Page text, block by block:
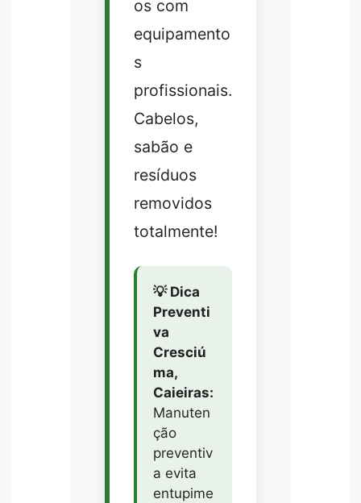
os com
equipamento
s
profissionais.
Cabelos,
sabão e
resíduos
removidos
totalmente!
💡 Dica
Preventi
va
Cresciú
ma,
Caieiras:
Manuten
ção
preventiv
a evita
entupime